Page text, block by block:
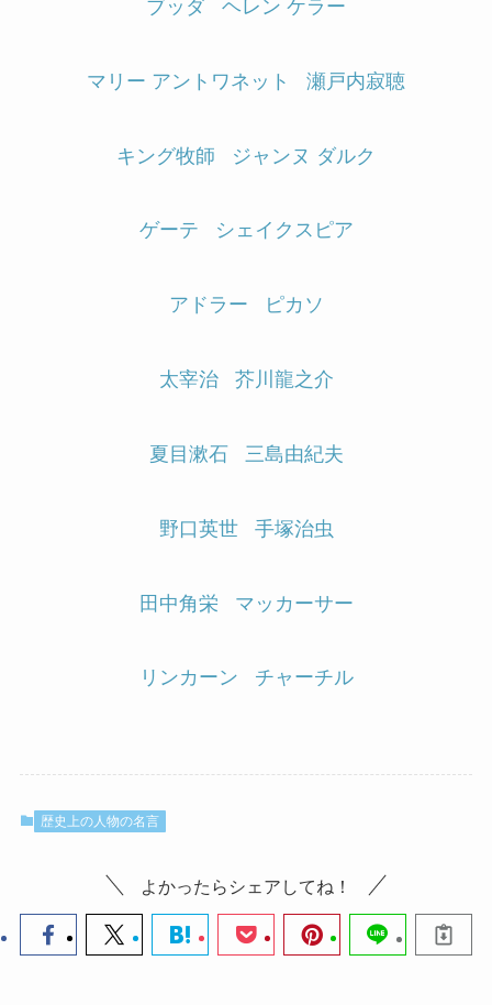
ブッダ ヘレン ケラー
マリー アントワネット 瀬戸内寂聴
キング牧師 ジャンヌ ダルク
ゲーテ シェイクスピア
アドラー ピカソ
太宰治 芥川龍之介
夏目漱石 三島由紀夫
野口英世 手塚治虫
田中角栄 マッカーサー
リンカーン チャーチル
歴史上の人物の名言
よかったらシェアしてね！